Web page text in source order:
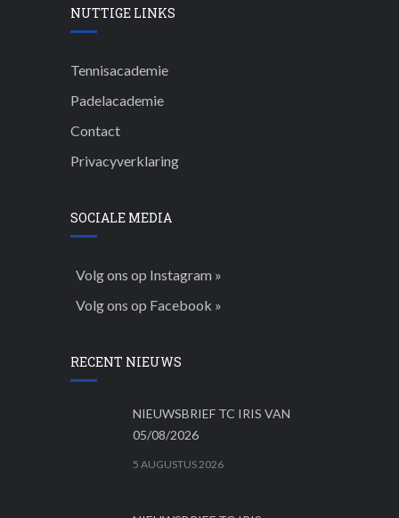
NUTTIGE LINKS
Tennisacademie
Padelacademie
Contact
Privacyverklaring
SOCIALE MEDIA
Volg ons op Instagram »
Volg ons op Facebook »
RECENT NIEUWS
NIEUWSBRIEF TC IRIS VAN
05/08/2026
5 AUGUSTUS 2026